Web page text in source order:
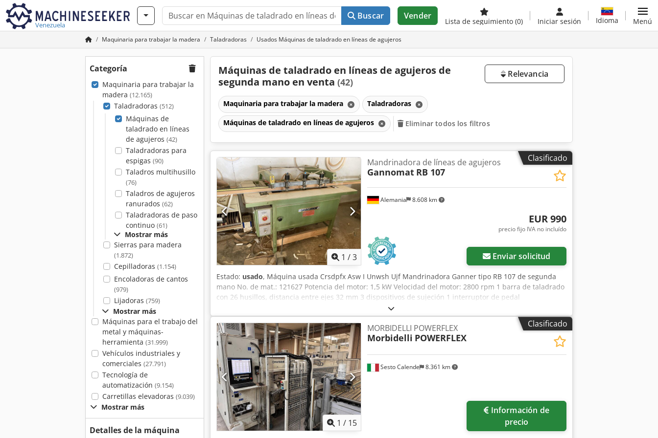
Venezuela
Buscar Vender
Lista de seguimiento (0) Iniciar sesión Idioma Menú
Maquinaria para trabajar la madera Taladradoras Usados Máquinas de taladrado en líneas de agujeros
Categoría
Maquinaria para trabajar la
madera (12.165)
Taladradoras (512)
Máquinas de
taladrado en líneas
de agujeros (42)
Taladradoras para
espigas (90)
Taladros multihusillo
(76)
Taladros de agujeros
ranurados (62)
Taladradoras de paso
continuo (61)
Mostrar más
Sierras para madera
(1.872)
Cepilladoras (1.154)
Encoladoras de cantos
(979)
Lijadoras (759)
Mostrar más
Máquinas para el trabajo del
metal y máquinas-
herramienta (31.999)
Vehículos industriales y
comerciales (27.791)
Tecnología de
automatización (9.154)
Carretillas elevadoras (9.039)
Mostrar más
Detalles de la máquina
Máquinas de taladrado en líneas de agujeros de
segunda mano en venta (42)
Relevancia
Maquinaria para trabajar la madera Taladradoras
Máquinas de taladrado en líneas de agujeros Eliminar todos los filtros
Clasificado
1 /3
Alemania 8.608 km
Mandrinadora de líneas de agujeros
Gannomat RB 107
EUR 990
precio fijo IVA no incluído
Enviar solicitud
Estado: usado, Máquina usada Crsdpfx Asw I Unwsh Ujf Mandrinadora Ganner tipo RB 107 de segunda
mano No. de mat.: 121627 Potencia del motor: 1,5 kW Velocidad del motor: 2800 rpm 1 barra de taladrado
con 26 husillos, distancia entre ejes 32 mm 3 dispositivos de sujeción 1 interruptor de pedal
Clasificado
1 / 15
Sesto Calende 8.361 km
MORBIDELLI POWERFLEX
Morbidelli POWERFLEX
precio